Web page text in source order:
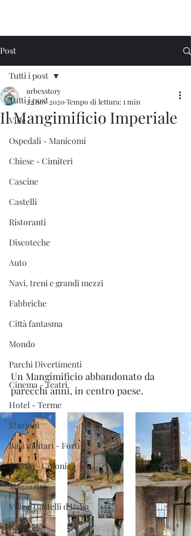
Post
Tutti i post
Ville
Ospedali - Manicomi
Chiese - Cimiteri
Cascine
Castelli
Ristoranti
Discoteche
Auto
Navi, treni e grandi mezzi
Fabbriche
Città fantasma
Mondo
Parchi Divertimenti
Cinema - Teatri
Hotel - Terme
Stazioni
Basi militari - Forti
Scuole - Colonie
Magazzini
Ville e Castelli d'Italia
Italia
Tutti i post
Il Mangimificio Imperiale
urbexstory
22 nov 2020Tempo di lettura: 1 min
Un Mangimificio abbandonato da
parecchi anni, in centro paese.